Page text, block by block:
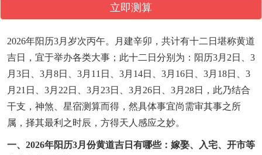
立即测算
2026年阳历3月岁次丙午。月建辛卯，共计有十二日堪称黄道
吉日，宜于举办各类大事；此十二日分别为：阳历3月2日、3
月3日、3月8日、3月11日、3月14日、3月16日、3月18日、3
月21日、3月22日、3月23日、3月26日、3月28日，此乃结合
干支，神煞、星宿测算而得，然具体事宜尚需审其事之所
属，择其最利之时辰，方得天人感应之妙。
一、2026年阳历3月份黄道吉日有哪些：嫁娶、入宅、开市等